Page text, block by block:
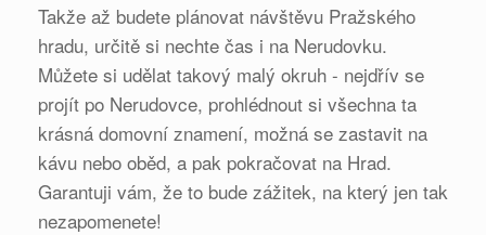
Takže až budete plánovat návštěvu Pražského
hradu, určitě si nechte čas i na Nerudovku.
Můžete si udělat takový malý okruh - nejdřív se
projít po Nerudovce, prohlédnout si všechna ta
krásná domovní znamení, možná se zastavit na
kávu nebo oběd, a pak pokračovat na Hrad.
Garantuji vám, že to bude zážitek, na který jen tak
nezapomenete!